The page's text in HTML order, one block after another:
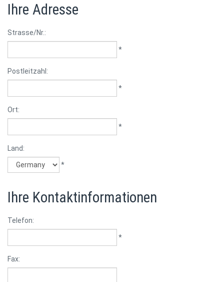
Ihre Adresse
Strasse/Nr.:
*
Postleitzahl:
*
Ort:
*
Land:
*
Ihre Kontaktinformationen
Telefon:
*
Fax: